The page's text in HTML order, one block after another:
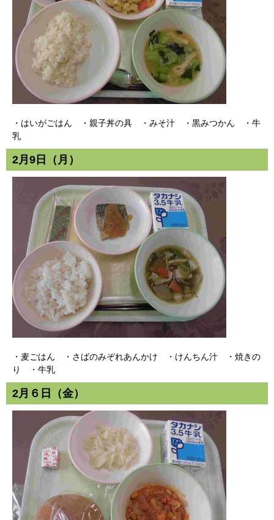
・はいがごはん ・親子丼の具 ・みそ汁 ・黒みつかん ・牛
乳
2月9日（月）
・麦ごはん ・さばのみぞれあんかけ ・けんちん汁 ・焼きの
り ・牛乳
2月６日（金）